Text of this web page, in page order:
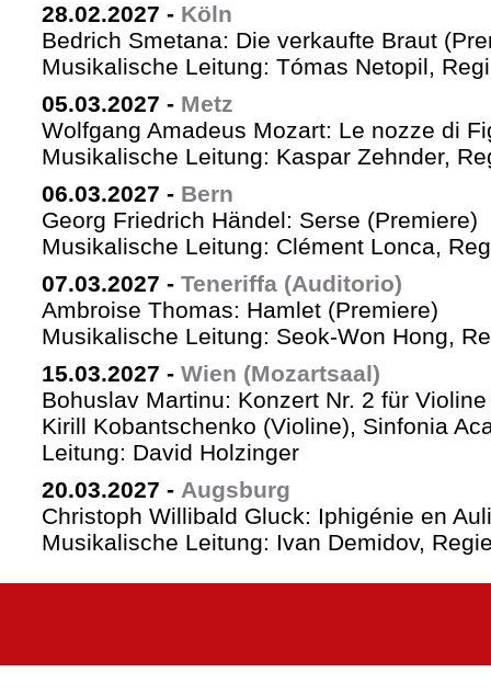
28.02.2027 - Köln
Bedrich Smetana: Die verkaufte Braut
Musikalische Leitung: Tómas Netopil,
05.03.2027 - Metz
Wolfgang Amadeus Mozart: Le nozze di
Musikalische Leitung: Kaspar Zehnder,
06.03.2027 - Bern
Georg Friedrich Händel: Serse (Premiere)
Musikalische Leitung: Clément Lonca,
07.03.2027 - Teneriffa (Auditorio)
Ambroise Thomas: Hamlet (Premiere)
Musikalische Leitung: Seok-Won Hong,
15.03.2027 - Wien (Mozartsaal)
Bohuslav Martinu: Konzert Nr. 2 für
Kirill Kobantschenko (Violine), Sinfonia
Leitung: David Holzinger
20.03.2027 - Augsburg
Christoph Willibald Gluck: Iphigénie en
Musikalische Leitung: Ivan Demidov,